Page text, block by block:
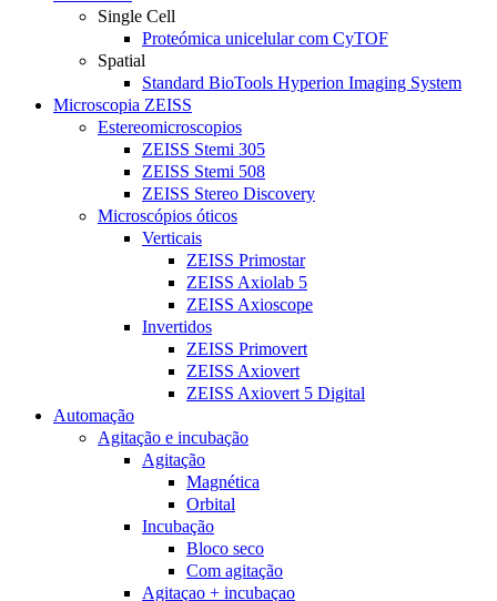
Single Cell
Proteómica unicelular com CyTOF
Spatial
Standard BioTools Hyperion Imaging System
Microscopia ZEISS
Estereomicroscopios
ZEISS Stemi 305
ZEISS Stemi 508
ZEISS Stereo Discovery
Microscópios óticos
Verticais
ZEISS Primostar
ZEISS Axiolab 5
ZEISS Axioscope
Invertidos
ZEISS Primovert
ZEISS Axiovert
ZEISS Axiovert 5 Digital
Automação
Agitação e incubação
Agitação
Magnética
Orbital
Incubação
Bloco seco
Com agitação
Agitaçao + incubaçao